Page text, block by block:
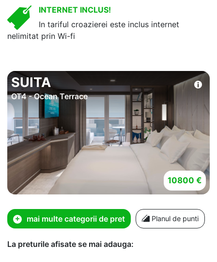
INTERNET INCLUS!
In tariful croazierei este inclus internet
nelimitat prin Wi-fi
SUITA
OT4 - Ocean Terrace
10800 €
mai multe categorii de pret Planul de punti
La preturile afisate se mai adauga: